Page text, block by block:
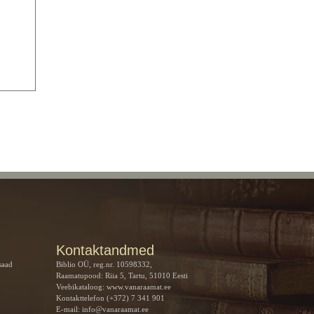
Kontaktandmed
Biblio OÜ, reg.nr. 10598332,
Raamatupood: Riia 5, Tartu, 51010 Eesti
Veebikataloog: www.vanaraamat.ee
Kontakttelefon (+372) 7 341 901
E-mail: info@vanaraamat.ee